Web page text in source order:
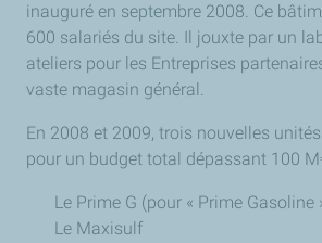
inauguré en septembre 2008. Ce
600 salariés du site. Il jouxte par un
ateliers pour les Entreprises
vaste magasin général.
En 2008 et 2009, trois nouvelles
pour un budget total dépassant 100
Le Prime G (pour « Prime Gasoline
Le Maxisulf